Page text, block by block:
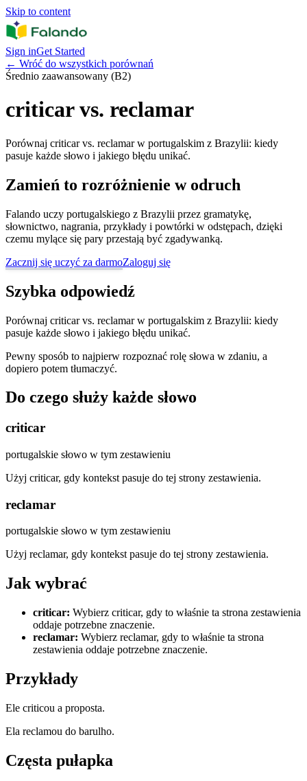
Skip to content
Sign inGet Started
← Wróć do wszystkich porównań
Średnio zaawansowany (B2)
criticar vs. reclamar
Porównaj criticar vs. reclamar w portugalskim z Brazylii: kiedy
pasuje każde słowo i jakiego błędu unikać.
Zamień to rozróżnienie w odruch
Falando uczy portugalskiego z Brazylii przez gramatykę,
słownictwo, nagrania, przykłady i powtórki w odstępach, dzięki
czemu mylące się pary przestają być zgadywanką.
Zacznij się uczyć za darmoZaloguj się
Szybka odpowiedź
Porównaj criticar vs. reclamar w portugalskim z Brazylii: kiedy
pasuje każde słowo i jakiego błędu unikać.
Pewny sposób to najpierw rozpoznać rolę słowa w zdaniu, a
dopiero potem tłumaczyć.
Do czego służy każde słowo
criticar
portugalskie słowo w tym zestawieniu
Użyj criticar, gdy kontekst pasuje do tej strony zestawienia.
reclamar
portugalskie słowo w tym zestawieniu
Użyj reclamar, gdy kontekst pasuje do tej strony zestawienia.
Jak wybrać
criticar: Wybierz criticar, gdy to właśnie ta strona zestawienia
oddaje potrzebne znaczenie.
reclamar: Wybierz reclamar, gdy to właśnie ta strona
zestawienia oddaje potrzebne znaczenie.
Przykłady
Ele criticou a proposta.
Ela reclamou do barulho.
Częsta pułapka